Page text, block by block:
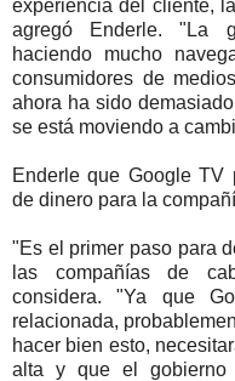
experiencia del cliente,
agregó Enderle. "La
haciendo mucho
consumidores de
ahora ha sido
se está moviendo a
Enderle que Google TV
de dinero para la
"Es el primer paso para
las compañías de
considera. "Ya que
relacionada,
hacer bien esto,
alta y que el gobierno